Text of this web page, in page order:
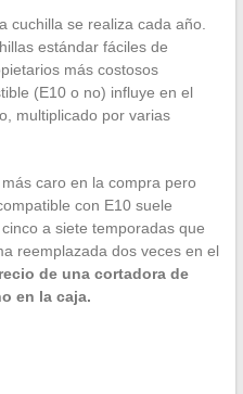
cuchilla se realiza cada año.
estándar fáciles de
más costosos
(E10 o no) influye en el
multiplicado por varias
caro en la compra pero
con E10 suele
a siete temporadas que
reemplazada dos veces en el
de una cortadora de
en la caja.